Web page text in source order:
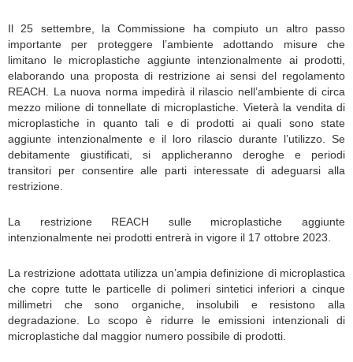
Il 25 settembre, la Commissione ha compiuto un altro passo
importante per proteggere l’ambiente adottando misure che
limitano le microplastiche aggiunte intenzionalmente ai prodotti,
elaborando una proposta di restrizione ai sensi del regolamento
REACH. La nuova norma impedirà il rilascio nell’ambiente di circa
mezzo milione di tonnellate di microplastiche. Vieterà la vendita di
microplastiche in quanto tali e di prodotti ai quali sono state
aggiunte intenzionalmente e il loro rilascio durante l’utilizzo. Se
debitamente giustificati, si applicheranno deroghe e periodi
transitori per consentire alle parti interessate di adeguarsi alla
restrizione.
La restrizione REACH sulle microplastiche aggiunte
intenzionalmente nei prodotti entrerà in vigore il 17 ottobre 2023.
La restrizione adottata utilizza un’ampia definizione di microplastica
che copre tutte le particelle di polimeri sintetici inferiori a cinque
millimetri che sono organiche, insolubili e resistono alla
degradazione. Lo scopo è ridurre le emissioni intenzionali di
microplastiche dal maggior numero possibile di prodotti.